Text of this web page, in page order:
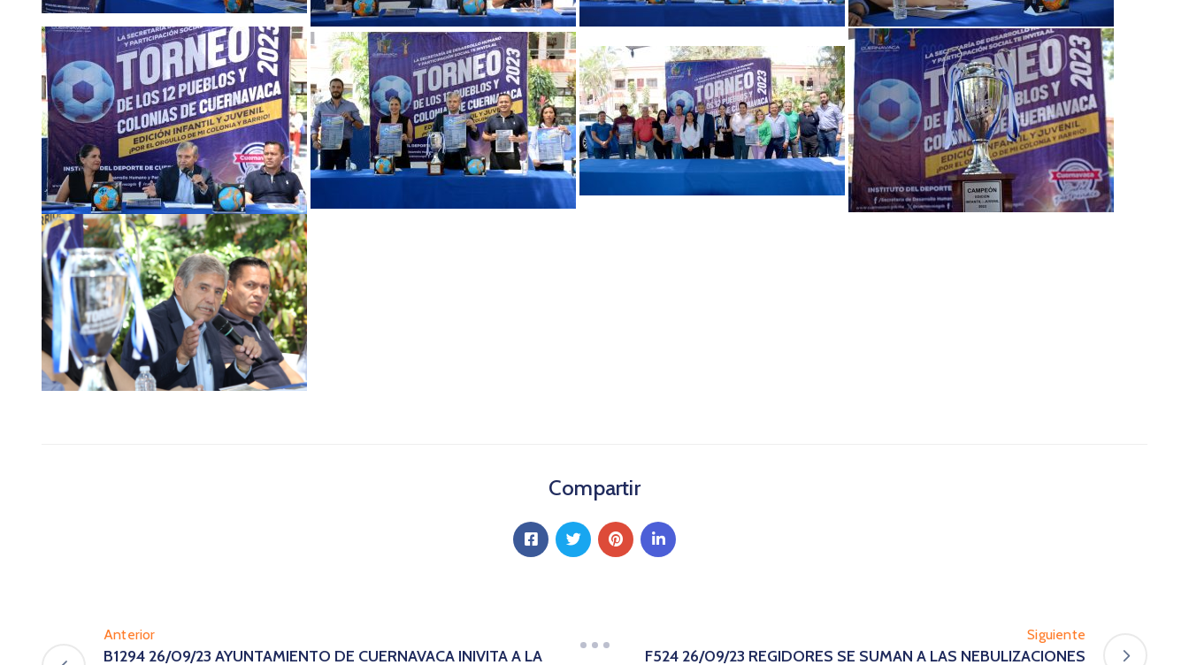
Compartir
Anterior
B1294 26/09/23 AYUNTAMIENTO DE CUERNAVACA INIVITA A LA
Siguiente
F524 26/09/23 REGIDORES SE SUMAN A LAS NEBULIZACIONES